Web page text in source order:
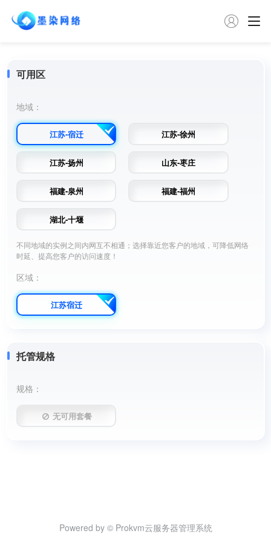

可用区
地域：
江苏-宿迁 江苏-徐州
江苏-扬州 山东-枣庄
福建-泉州 福建-福州
湖北-十堰
不同地域的实例之间内网互不相通；选择靠近您客户的地域，可降低网络
时延、提高您客户的访问速度！
区域：
江苏宿迁
托管规格
规格 ：
无可用套餐
Powered by © Prokvm云服务器管理系统